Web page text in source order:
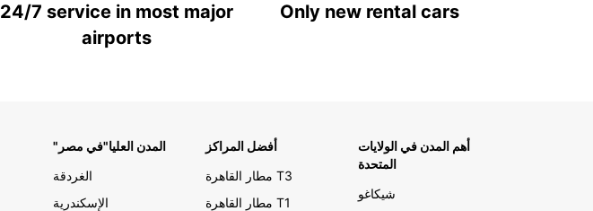
24/7 service in most major
airports
Only new rental cars
"المدن العليا"في مصر
الغردقة
الإسكندرية
أفضل المراكز
مطار القاهرة T3
مطار القاهرة T1
أهم المدن في الولايات
المتحدة
شيكاغو